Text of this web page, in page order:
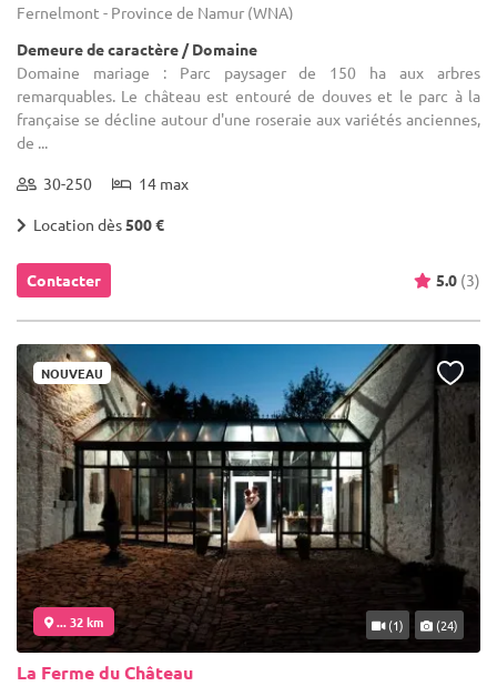
Fernelmont - Province de Namur (WNA)
Demeure de caractère / Domaine
Domaine mariage : Parc paysager de 150 ha aux arbres
remarquables. Le château est entouré de douves et le parc à la
française se décline autour d'une roseraie aux variétés anciennes,
de ...
30-250 14 max
Location dès500 €
Contacter 5.0 (3)
NOUVEAU
... 32 km (1) (24)
La Ferme du Château